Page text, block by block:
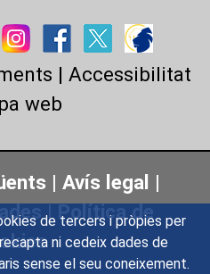
de tercers i pròpies per
ni cedeix dades de
sense el seu coneixement.
| Accessibilitat
web
| Avís legal |
|Política de